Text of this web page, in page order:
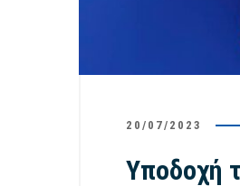
20/07/2023
Υποδοχή